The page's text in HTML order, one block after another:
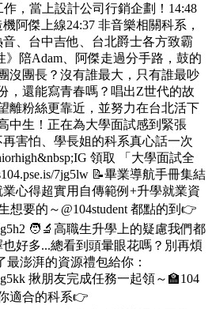
，當上設計公司行銷企劃！14:48
阿傑上線24:37 非音樂相關科系，
、台中吉他、台北爵士各方致霸
》陪Adam、阿傑走過分手路，鼓的
沒團長？沒有誰最大，只有誰最吵
，還能寫青春嗎？唱出Z世代的故
離粉絲更靠近，並努力在台北活下
中生！正在為大學面試感到緊張
害怕、學長姐的科系真心話一次
領取 「大學面試全
7jg5lw 📝畢業導航手冊集結
心得超實用自傳範例+升學就業資
想要的～@104student 都點的到👉
🧑‍🔬高職生升學上的疑慮我們都
好多...總看到頭暈眼花嗎？別再煩
最澎湃的資源禮包給你：
揪朋友完成任務一起領～🏫104
適合的科系👉